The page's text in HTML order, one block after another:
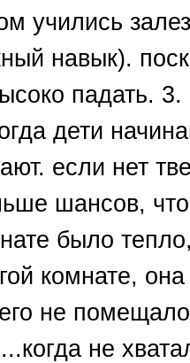
учились
навык).
падать.
дети
если нет
шансов,
было
комнате,
не
не